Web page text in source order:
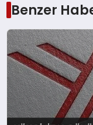
Benzer